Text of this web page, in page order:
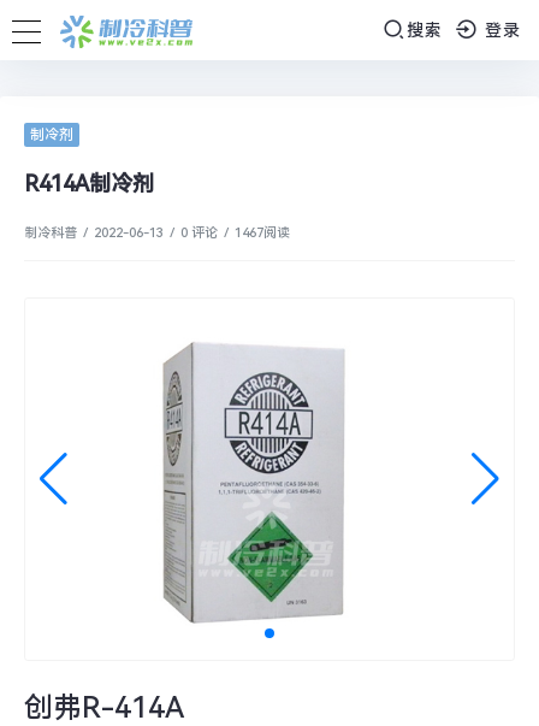
搜索 登录
制冷剂
R414A制冷剂
制冷科普 / 2022-06-13 / 0 评论 / 1467阅读
创弗R-414A